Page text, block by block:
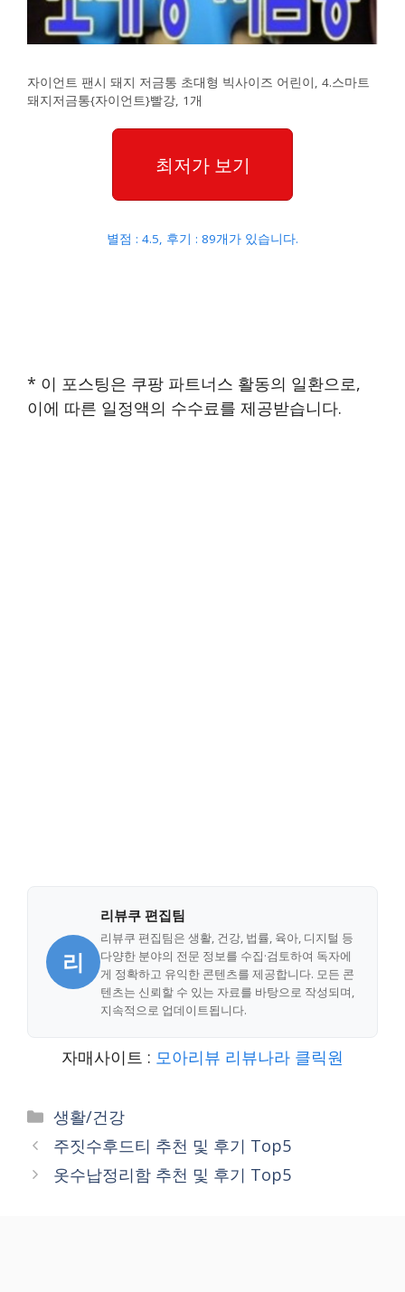
자이언트 팬시 돼지 저금통 초대형 빅사이즈 어린이, 4.스마트
돼지저금통{자이언트}빨강, 1개
최저가 보기
별점 : 4.5, 후기 : 89개가 있습니다.
* 이 포스팅은 쿠팡 파트너스 활동의 일환으로,
이에 따른 일정액의 수수료를 제공받습니다.
리
리뷰쿠 편집팀
리뷰쿠 편집팀은 생활, 건강, 법률, 육아, 디지털 등
다양한 분야의 전문 정보를 수집·검토하여 독자에
게 정확하고 유익한 콘텐츠를 제공합니다. 모든 콘
텐츠는 신뢰할 수 있는 자료를 바탕으로 작성되며,
지속적으로 업데이트됩니다.
자매사이트 : 모아리뷰 리뷰나라 클릭원
Categories
생활/건강
주짓수후드티 추천 및 후기 Top5
옷수납정리함 추천 및 후기 Top5